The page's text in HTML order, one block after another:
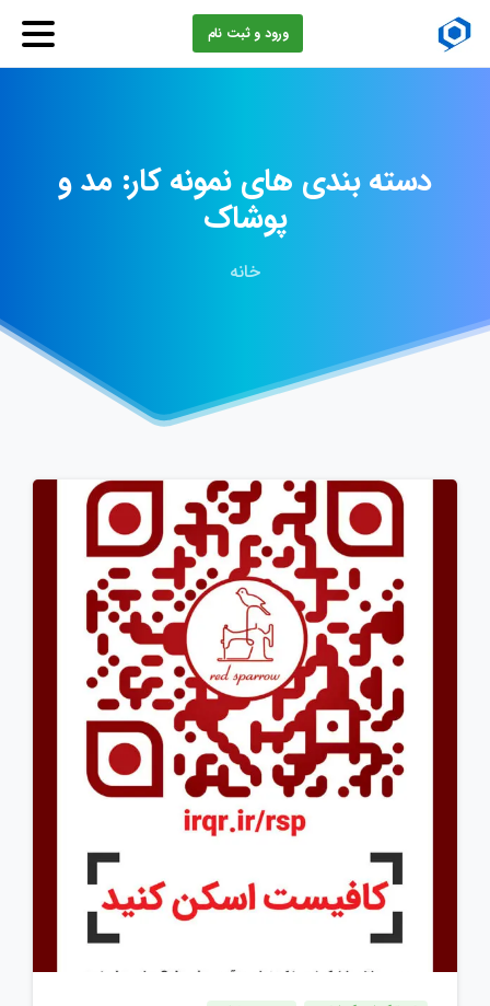
ورود و ثبت نام
دستهبندی های نمونهکار: مدو
پوشاک
خانه